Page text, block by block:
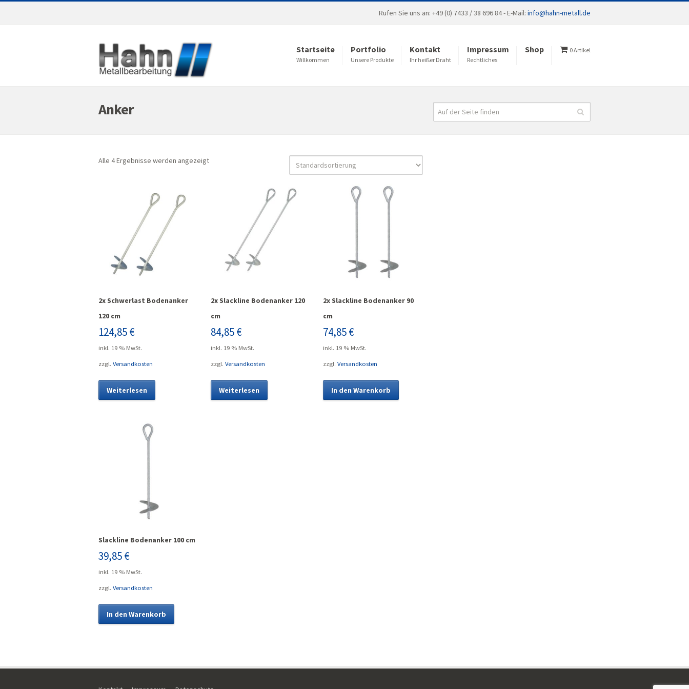
Rufen Sie uns an: +49 (0) 7433 / 38 696 84 - E-Mail: info@hahn-metall.de
Startseite
Willkommen
Portfolio
Unsere Produkte
Kontakt
Ihr heißer Draht
Impressum
Rechtliches
Shop 0 Artikel
Anker
Alle 4 Ergebnisse werden angezeigt
2x Schwerlast Bodenanker
120 cm
124,85€
inkl. 19 % MwSt.
zzgl. Versandkosten
Weiterlesen
2x Slackline Bodenanker 120
cm
84,85€
inkl. 19 % MwSt.
zzgl. Versandkosten
Weiterlesen
2x Slackline Bodenanker 90
cm
74,85€
inkl. 19 % MwSt.
zzgl. Versandkosten
In den Warenkorb
Slackline Bodenanker 100 cm
39,85€
inkl. 19 % MwSt.
zzgl. Versandkosten
In den Warenkorb